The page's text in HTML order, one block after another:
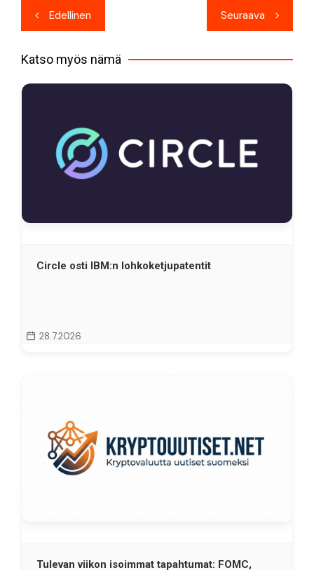
Artikkelien
selaus
Edellinen Seuraava
Katso myös nämä
Circle osti IBM:n lohkoketjupatentit
28.7.2026
Tulevan viikon isoimmat tapahtumat: FOMC,